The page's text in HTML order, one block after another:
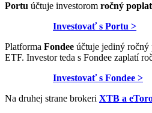
Portu účtuje investorom ročný
Investovať s Portu >
Platforma Fondee účtuje jediný ročný
ETF. Investor teda s Fondee zaplatí
Investovať s Fondee >
Na druhej strane brokeri XTB a